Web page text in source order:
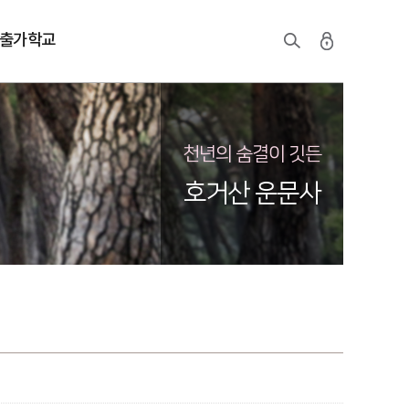
가학교
천년의 숨결이 깃든
호거산 운문사